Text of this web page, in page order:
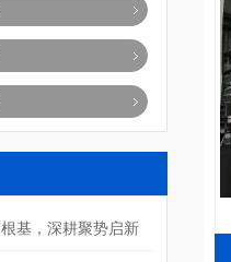
基，深耕聚势启新